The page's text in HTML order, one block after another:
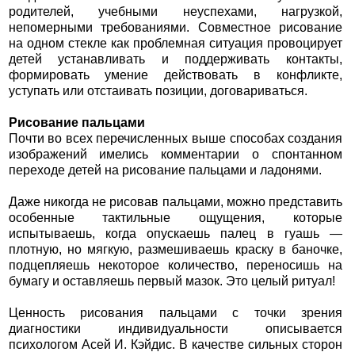
родителей, учебными неуспехами, нагрузкой,
непомерными требованиями. Совместное рисование
на одном стекле как проблемная ситуация провоцирует
детей устанавливать и поддерживать контакты,
формировать умение действовать в конфликте,
уступать или отстаивать позиции, договариваться.
Рисование пальцами
Почти во всех перечисленных выше способах создания
изображений имелись комментарии о спонтанном
переходе детей на рисование пальцами и ладонями.
Даже никогда не рисовав пальцами, можно представить
особенные тактильные ощущения, которые
испытываешь, когда опускаешь палец в гуашь —
плотную, но мягкую, размешиваешь краску в баночке,
подцепляешь некоторое количество, переносишь на
бумагу и оставляешь первый мазок. Это целый ритуал!
Ценность рисования пальцами с точки зрения
диагностики индивидуальности описывается
психологом Асей И. Кэйдис. В качестве сильных сторон